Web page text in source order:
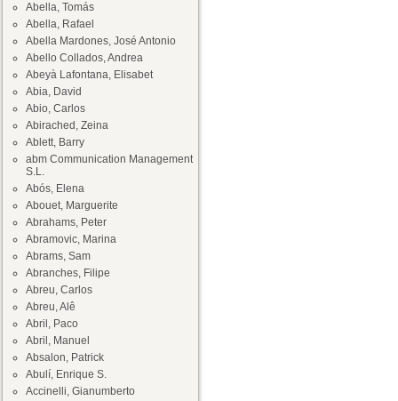
Abella, Tomás
Abella, Rafael
Abella Mardones, José Antonio
Abello Collados, Andrea
Abeyà Lafontana, Elisabet
Abia, David
Abio, Carlos
Abirached, Zeina
Ablett, Barry
abm Communication Management
S.L.
Abós, Elena
Abouet, Marguerite
Abrahams, Peter
Abramovic, Marina
Abrams, Sam
Abranches, Filipe
Abreu, Carlos
Abreu, Alê
Abril, Paco
Abril, Manuel
Absalon, Patrick
Abulí, Enrique S.
Accinelli, Gianumberto